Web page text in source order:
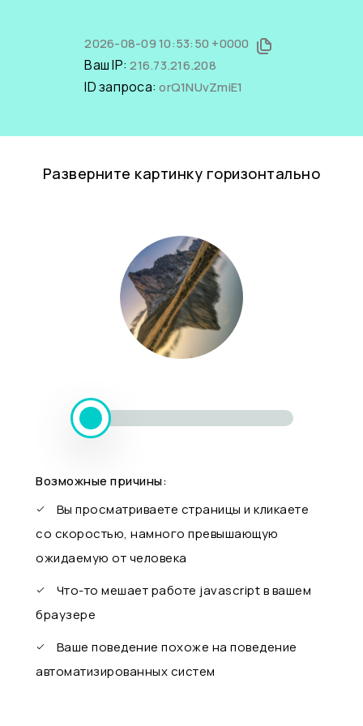
2026-08-09 10:53:50 +0000
Ваш IP:216.73.216.208
ID запроса:orQ1NUvZmiE1
Разверните картинку горизонтально
Возможные причины:
Вы просматриваете страницы и кликаете
со скоростью, намного превышающую
ожидаемую от человека
Что-то мешает работе javascript в вашем
браузере
Ваше поведение похоже на поведение
автоматизированных систем